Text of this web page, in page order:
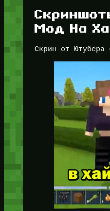
Мод На
Скрин от Ютубера